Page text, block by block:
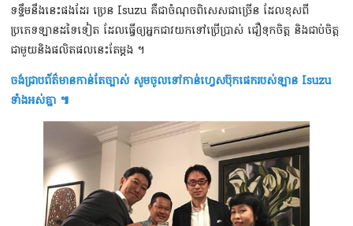
ទទ្ទឹមនឹងនេះផងដែរ ប្រេន Isuzu គឺជាចំណុចពិសេសជាច្រើន ដែលខុសពី
ប្រភេទឡានដទៃទៀត ដែលធ្វើឲ្យអ្នកជាវយកទៅប្រើប្រាស់ ជឿទុកចិត្ត និងជាប់ចិត្ត
ជាមួយនិងផលិតផលនេះតែម្តង ។
ចង់ជ្រាបព័ត៌មានកាន់តែច្បាស់​ សូមចូលទៅកាន់ហ្វេសប៊ុកផេករបស់ឡាន Isuzu
ទាំងអស់គ្នា ៕